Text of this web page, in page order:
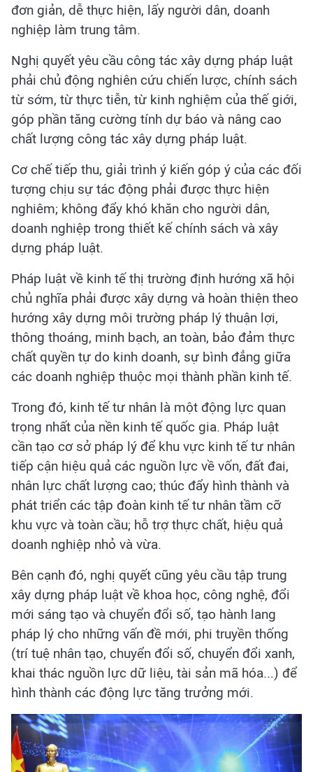
đơn giản, dễ thực hiện, lấy người dân, doanh
nghiệp làm trung tâm.
Nghị quyết yêu cầu công tác xây dựng pháp luật
phải chủ động nghiên cứu chiến lược, chính sách
từ sớm, từ thực tiễn, từ kinh nghiệm của thế giới,
góp phần tăng cường tính dự báo và nâng cao
chất lượng công tác xây dựng pháp luật.
Cơ chế tiếp thu, giải trình ý kiến góp ý của các đối
tượng chịu sự tác động phải được thực hiện
nghiêm; không đẩy khó khăn cho người dân,
doanh nghiệp trong thiết kế chính sách và xây
dựng pháp luật.
Pháp luật về kinh tế thị trường định hướng xã hội
chủ nghĩa phải được xây dựng và hoàn thiện theo
hướng xây dựng môi trường pháp lý thuận lợi,
thông thoáng, minh bạch, an toàn, bảo đảm thực
chất quyền tự do kinh doanh, sự bình đẳng giữa
các doanh nghiệp thuộc mọi thành phần kinh tế.
Trong đó, kinh tế tư nhân là một động lực quan
trọng nhất của nền kinh tế quốc gia. Pháp luật
cần tạo cơ sở pháp lý để khu vực kinh tế tư nhân
tiếp cận hiệu quả các nguồn lực về vốn, đất đai,
nhân lực chất lượng cao; thúc đẩy hình thành và
phát triển các tập đoàn kinh tế tư nhân tầm cỡ
khu vực và toàn cầu; hỗ trợ thực chất, hiệu quả
doanh nghiệp nhỏ và vừa.
Bên cạnh đó, nghị quyết cũng yêu cầu tập trung
xây dựng pháp luật về khoa học, công nghệ, đổi
mới sáng tạo và chuyển đổi số, tạo hành lang
pháp lý cho những vấn đề mới, phi truyền thống
(trí tuệ nhân tạo, chuyển đổi số, chuyển đổi xanh,
khai thác nguồn lực dữ liệu, tài sản mã hóa...) để
hình thành các động lực tăng trưởng mới.